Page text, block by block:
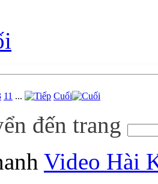
11 ... Cuối
đến trang
Video Hài